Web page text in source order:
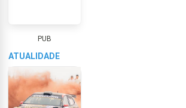
Atualidade nacional e internacional
ATUALIDADE
PUB